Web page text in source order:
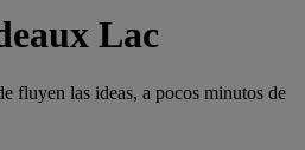
Lac
fluyen las ideas, a pocos minutos de